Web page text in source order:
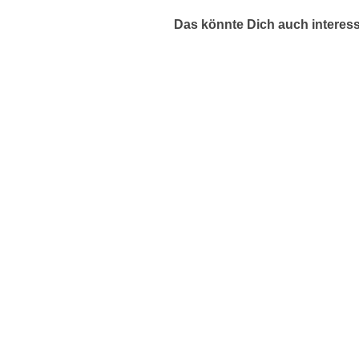
Das könnte Dich auch